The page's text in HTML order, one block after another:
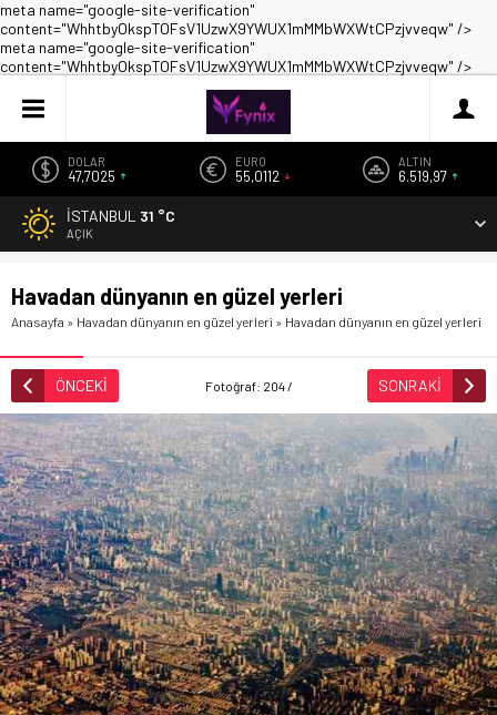
meta name="google-site-verification"
content="WhhtbyOkspTOFsV1UzwX9YWUX1mMMbWXWtCPzjvveqw" />
meta name="google-site-verification"
content="WhhtbyOkspTOFsV1UzwX9YWUX1mMMbWXWtCPzjvveqw" />
DOLAR
47,7025
EURO
55,0112
ALTIN
6.519,97
İSTANBUL 31 °C
AÇIK
Havadan dünyanın en güzel yerleri
Anasayfa » Havadan dünyanın en güzel yerleri » Havadan dünyanın en güzel yerleri
ÖNCEKİ Fotoğraf: 204 / SONRAKİ